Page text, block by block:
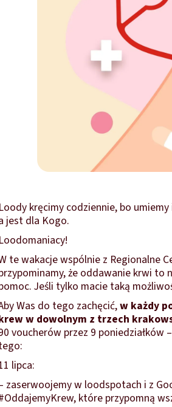
Loody kręcimy codziennie, bo
jest dla Kogo.
Loodomaniacy!
te wakacje wspólnie z Regionalne
że oddawanie krwi to
Jeśli tylko macie taką
Was do tego zachęcić,w każdy
w dowolnym z trzech
voucherów przez 9
lipca:
zaserwoojemy w loodspotach i z
które przypomną